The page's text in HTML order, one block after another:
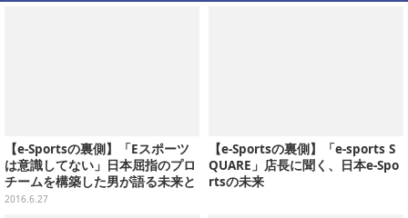
【e-Sportsの裏側】「Eスポーツ
は意識してない」日本屈指のプロ
チームを構築した男が語る未来と
は
2016.6.27
【e-Sportsの裏側】「e-sports S
QUARE」店長に聞く、日本e-Spo
rtsの未来